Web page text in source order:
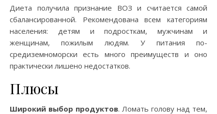
Диета получила признание ВОЗ и считается самой
сбалансированной. Рекомендована всем категориям
населения: детям и подросткам, мужчинам и
женщинам, пожилым людям. У питания по-
средиземноморски есть много преимуществ и оно
практически лишено недостатков.
Плюсы
Широкий выбор продуктов. Ломать голову над тем,